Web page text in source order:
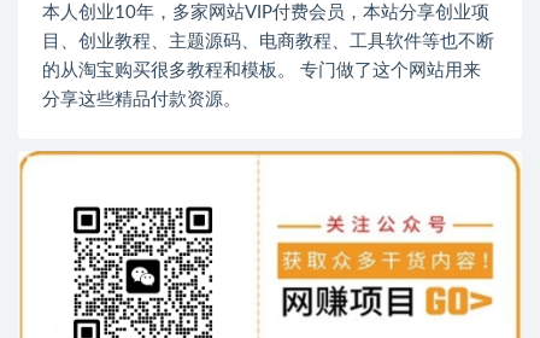
本人创业10年，多家网站VIP付费会员，本站分享创业项
目、创业教程、主题源码、电商教程、工具软件等也不断
的从淘宝购买很多教程和模板。 专门做了这个网站用来
分享这些精品付款资源。